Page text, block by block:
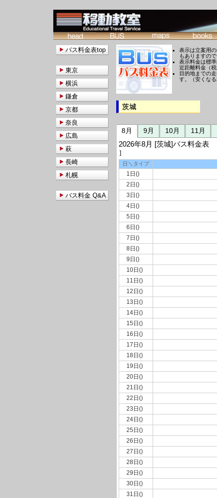
表示は立案用
もありますの
表示料金は標
近距離料金（
目的地までの
す。（安くな
茨城
8月 9月 10月 11月
2026年8月 [茨城]バス料金
]
日＼タイプ
1日()
2日()
3日()
4日()
5日()
6日()
7日()
8日()
9日()
10日()
11日()
12日()
13日()
14日()
15日()
16日()
17日()
18日()
19日()
20日()
21日()
22日()
23日()
24日()
25日()
26日()
27日()
28日()
29日()
30日()
31日()
バス料金表top
東京
横浜
鎌倉
京都
奈良
広島
萩
長崎
札幌
バス料金 Q&A